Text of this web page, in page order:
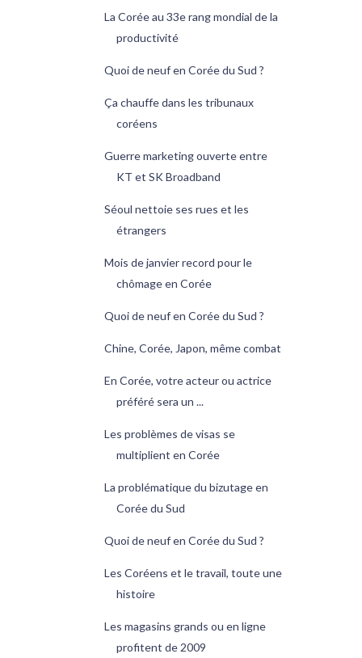
La Corée au 33e rang mondial de la
productivité
Quoi de neuf en Corée du Sud ?
Ça chauffe dans les tribunaux
coréens
Guerre marketing ouverte entre
KT et SK Broadband
Séoul nettoie ses rues et les
étrangers
Mois de janvier record pour le
chômage en Corée
Quoi de neuf en Corée du Sud ?
Chine, Corée, Japon, même combat
En Corée, votre acteur ou actrice
préféré sera un ...
Les problèmes de visas se
multiplient en Corée
La problématique du bizutage en
Corée du Sud
Quoi de neuf en Corée du Sud ?
Les Coréens et le travail, toute une
histoire
Les magasins grands ou en ligne
profitent de 2009